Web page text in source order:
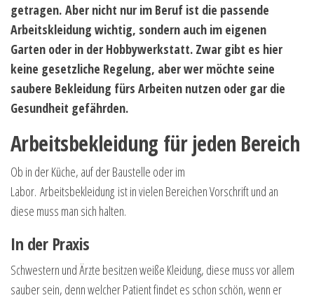
getragen. Aber nicht nur im Beruf ist die passende
Arbeitskleidung wichtig, sondern auch im eigenen
Garten oder in der Hobbywerkstatt. Zwar gibt es hier
keine gesetzliche Regelung, aber wer möchte seine
saubere Bekleidung fürs Arbeiten nutzen oder gar die
Gesundheit gefährden.
Arbeitsbekleidung für jeden Bereich
Ob in der Küche, auf der Baustelle oder im
Labor. Arbeitsbekleidung ist in vielen Bereichen Vorschrift und an
diese muss man sich halten.
In der Praxis
Schwestern und Ärzte besitzen weiße Kleidung, diese muss vor allem
sauber sein, denn welcher Patient findet es schon schön, wenn er